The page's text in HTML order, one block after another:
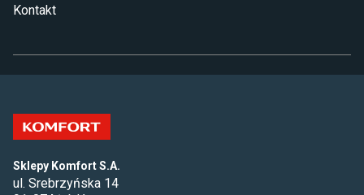
Kontakt
Sklepy Komfort S.A.
ul. Srebrzyńska 14